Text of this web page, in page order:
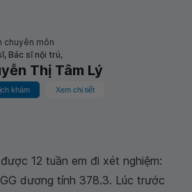
chuyên môn
Bác sĩ nội trú,
Thị Tâm Lý
khám Xem chi tiết
12 tuần em đi xét nghiệm:
dương tính 378.3. Lúc trước